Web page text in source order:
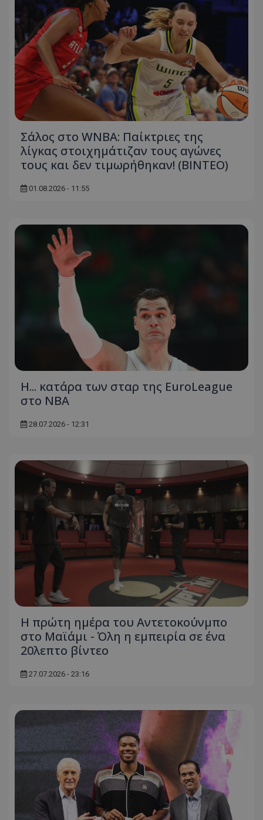
Σάλος στο WNBA: Παίκτριες της
λίγκας στοιχημάτιζαν τους αγώνες
τους και δεν τιμωρήθηκαν! (ΒΙΝΤΕΟ)
01.08.2026 - 11:55
Η... κατάρα των σταρ της EuroLeague
στο ΝΒΑ
28.07.2026 - 12:31
Η πρώτη ημέρα του Αντετοκούνμπο
στο Μαϊάμι - Όλη η εμπειρία σε ένα
20λεπτο βίντεο
27.07.2026 - 23:16